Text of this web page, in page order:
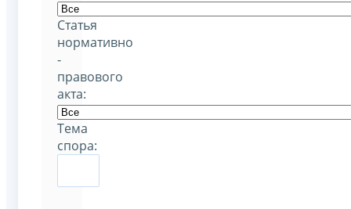
Статья
нормативно
-
правового
акта:
Тема
спора: